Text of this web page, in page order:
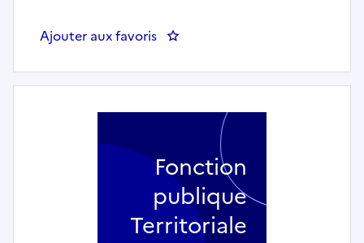
Ajouter aux favoris : Responsable des Systèmes
Fonction
publique
Territoriale